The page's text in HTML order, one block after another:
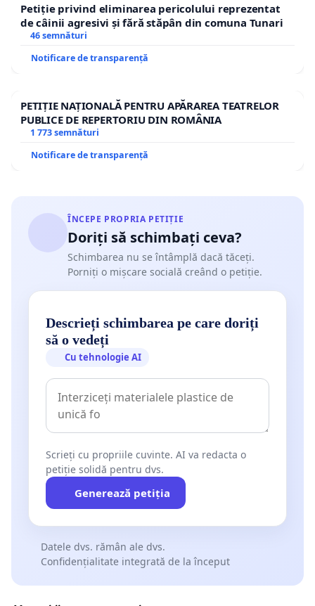
Petiție privind eliminarea pericolului reprezentat
de câinii agresivi și fără stăpân din comuna Tunari
46 semnături
Notificare de transparență
PETIȚIE NAȚIONALĂ PENTRU APĂRAREA TEATRELOR
PUBLICE DE REPERTORIU DIN ROMÂNIA
1 773 semnături
Notificare de transparență
ÎNCEPE PROPRIA PETIȚIE
Doriți să schimbați ceva?
Schimbarea nu se întâmplă dacă tăceți.
Porniți o mișcare socială creând o petiție.
Descrieți schimbarea pe care doriți
să o vedeți
Cu tehnologie AI
Scrieți cu propriile cuvinte. AI va redacta o
petiție solidă pentru dvs.
Generează petiția
Datele dvs. rămân ale dvs.
Confidențialitate integrată de la început